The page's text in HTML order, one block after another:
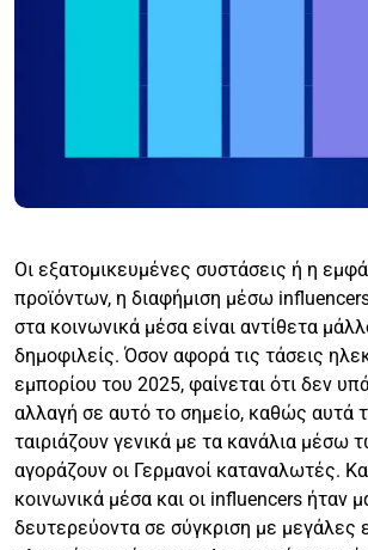
Οι εξατομικευμένες συστάσεις ή η
προϊόντων, η διαφήμιση μέσω influencers
στα κοινωνικά μέσα είναι αντίθετα
δημοφιλείς. Όσον αφορά τις τάσεις
εμπορίου του 2025, φαίνεται ότι δεν
αλλαγή σε αυτό το σημείο, καθώς αυτά
ταιριάζουν γενικά με τα κανάλια μέσω
αγοράζουν οι Γερμανοί καταναλωτές.
κοινωνικά μέσα και οι influencers ήταν
δευτερεύοντα σε σύγκριση με μεγάλες